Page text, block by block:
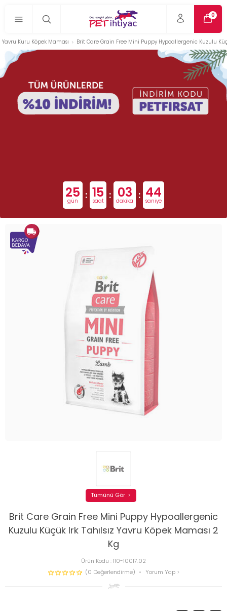
0
Yavru Kuru Köpek Maması Brit Care Grain Free Mini Puppy Hypoallergenic Kuzulu
25
gün : 15
saat : 03
dakika : 43
saniye
Brit Care Grain Free Mini Puppy Hypoallergenic
Kuzulu Küçük Irk Tahılsız Yavru Köpek Maması 2
Kg
Ürün Kodu :110-10017.02
(0 Değerlendirme)
Yorum Yap
Tümünü Gör